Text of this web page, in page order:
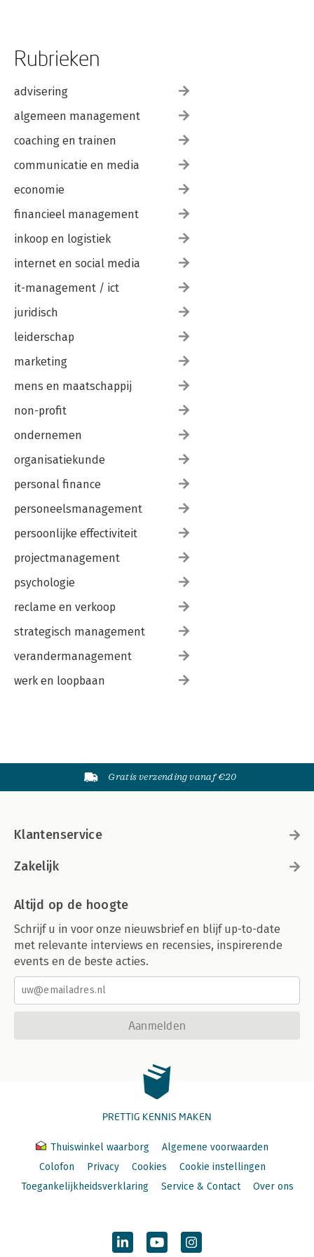
Personeelswetenschappen, Tijdschrift
Loopbaanvisie. Eerdere
redacteurschappen en
onderzoeksrollen waren verbonden
aan de vakbladen Career Development
en Develop. Zij is international member
wetenschappelijke werkzaamheden en
publicaties vormen de basis voor haar
lezingen, workshops, seminars en In-
company programma’s, in Nederland en
deze achtergrond een stevig fundament
en toezichthouder.
Rubrieken
advisering
algemeen management
coaching en trainen
communicatie en media
economie
financieel management
inkoop en logistiek
internet en social media
it-management / ict
juridisch
leiderschap
marketing
mens en maatschappij
non-profit
ondernemen
organisatiekunde
personal finance
personeelsmanagement
persoonlijke effectiviteit
projectmanagement
psychologie
reclame en verkoop
strategisch management
verandermanagement
werk en loopbaan
Gratis verzending vanaf €20
Klantenservice
Zakelijk
Altijd op de hoogte
Schrijf u in voor onze nieuwsbrief en blijf up-to-date
met relevante interviews en recensies, inspirerende
events en de beste acties.
Aanmelden
PRETTIG KENNIS MAKEN
Thuiswinkel waarborg
Algemene voorwaarden
Colofon
Privacy Cookies
Cookie instellingen
Toegankelijkheidsverklaring
Service & Contact Over ons